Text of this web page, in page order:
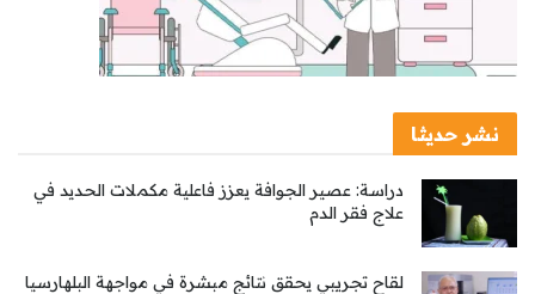
نشر حديثا
دراسة: عصير الجوافة يعزز فاعلية مكملات الحديد في
علاج فقر الدم
لقاح تجريبي يحقق نتائج مبشرة في مواجهة البلهارسيا